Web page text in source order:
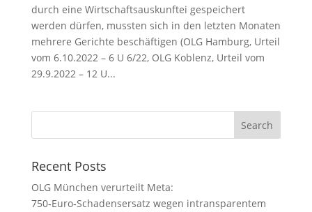
durch eine Wirtschaftsauskunftei gespeichert
werden dürfen, mussten sich in den letzten Monaten
mehrere Gerichte beschäftigen (OLG Hamburg, Urteil
vom 6.10.2022 – 6 U 6/22, OLG Koblenz, Urteil vom
29.9.2022 – 12 U...
Recent Posts
OLG München verurteilt Meta:
750‑Euro‑Schadensersatz wegen intransparentem